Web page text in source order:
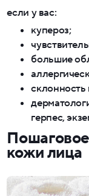
если у вас:
купероз;
большие
герпес,
кожи лица